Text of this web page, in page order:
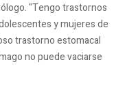
"Tengo trastornos
y mujeres de
trastorno estomacal
no puede vaciarse